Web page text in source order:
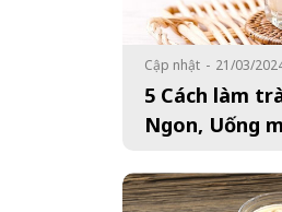
Cập nhật - 21/03/
5 Cách làm
Ngon, Uống